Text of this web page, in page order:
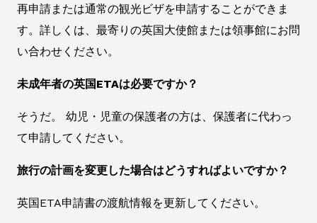
再申請または通常の観光ビザを申請することができま
す。詳しくは、最寄りの英国大使館または領事館にお問
い合わせください。
未成年者の英国ETAは必要ですか？
そうだ。 幼児・児童の保護者の方は、保護者に代わっ
て申請してください。
旅行の計画を変更した場合はどうすればよいですか？
英国ETA申請書の渡航情報を更新してください。